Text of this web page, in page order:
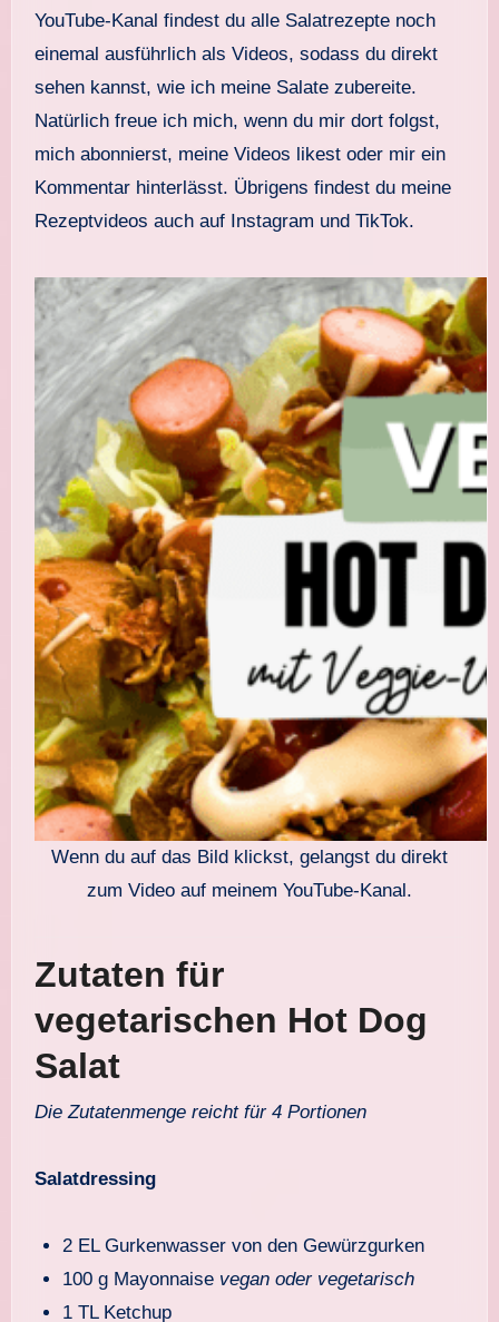
YouTube-Kanal findest du alle Salatrezepte noch
einemal ausführlich als Videos, sodass du direkt
sehen kannst, wie ich meine Salate zubereite.
Natürlich freue ich mich, wenn du mir dort folgst,
mich abonnierst, meine Videos likest oder mir ein
Kommentar hinterlässt. Übrigens findest du meine
Rezeptvideos auch auf Instagram und TikTok.
Wenn du auf das Bild klickst, gelangst du direkt
zum Video auf meinem YouTube-Kanal.
Zutaten für
vegetarischen Hot Dog
Salat
Die Zutatenmenge reicht für 4 Portionen
Salatdressing
2 EL Gurkenwasser von den Gewürzgurken
100 g Mayonnaise vegan oder vegetarisch
1 TL Ketchup